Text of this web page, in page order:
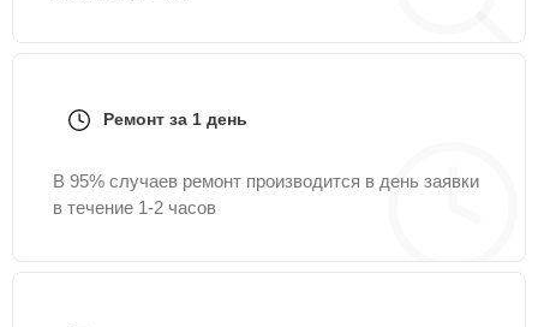
Ремонт за 1 день
В 95% случаев ремонт производится в день заявки
в течение 1-2 часов